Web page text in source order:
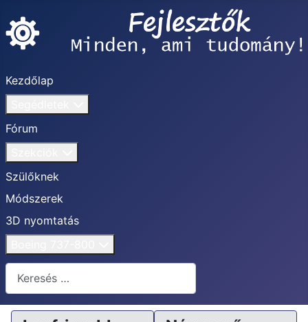
Kezdőlap
Fórum
Szülőknek
Módszerek
3D nyomtatás
Keresés...